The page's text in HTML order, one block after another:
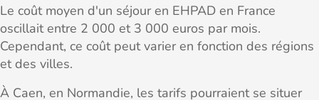
Le coût moyen d'un séjour en EHPAD en France
oscillait entre 2 000 et 3 000 euros par mois.
Cependant, ce coût peut varier en fonction des régions
et des villes.
À Caen, en Normandie, les tarifs pourraient se situer